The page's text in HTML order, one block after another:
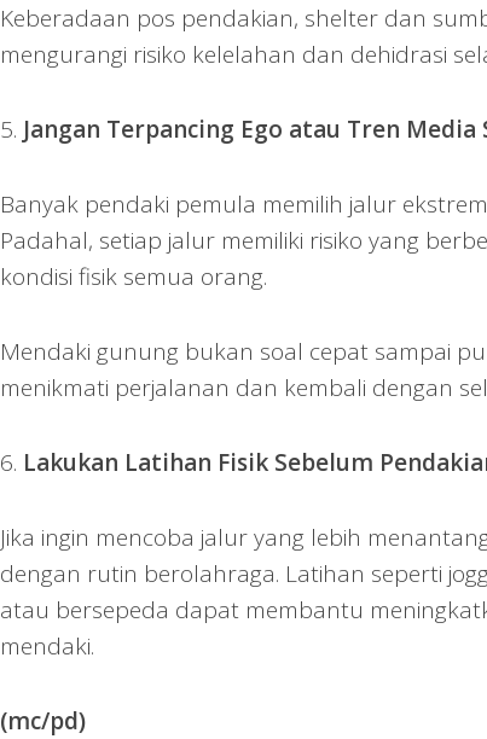
Keberadaan pos pendakian, shelter dan
mengurangi risiko kelelahan dan dehidrasi
5. Jangan Terpancing Ego atau Tren Media
Banyak pendaki pemula memilih jalur
Padahal, setiap jalur memiliki risiko yang
kondisi fisik semua orang.
Mendaki gunung bukan soal cepat sampai
menikmati perjalanan dan kembali dengan
6. Lakukan Latihan Fisik Sebelum
Jika ingin mencoba jalur yang lebih
dengan rutin berolahraga. Latihan seperti
atau bersepeda dapat membantu
mendaki.
(mc/pd)